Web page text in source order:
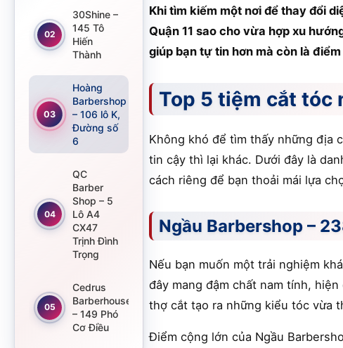
02
30Shine –
145 Tô
Hiến
Thành
03
Hoàng
Barbershop
– 106 lô K,
Đường số
6
04
QC
Barber
Shop – 5
Lô A4
CX47
Trịnh Đình
Trọng
05
Cedrus
Barberhouse
– 149 Phó
Cơ Điều
Khi tìm kiếm một nơi để thay đổi
Quận 11 sao cho vừa hợp xu
giúp bạn tự tin hơn mà còn là
Top 5 tiệm cắt tóc
Không khó để tìm thấy những địa
tin cậy thì lại khác. Dưới đây là
cách riêng để bạn thoải mái lựa
Ngầu Barbershop –
Nếu bạn muốn một trải nghiệm
đây mang đậm chất nam tính,
thợ cắt tạo ra những kiểu tóc vừa
Điểm cộng lớn của Ngầu